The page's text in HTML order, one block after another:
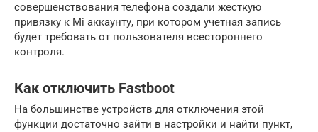
совершенствования телефона создали жесткую
привязку к Mi аккаунту, при котором учетная запись
будет требовать от пользователя всестороннего
контроля.
Как отключить Fastboot
На большинстве устройств для отключения этой
функции достаточно зайти в настройки и найти пункт,